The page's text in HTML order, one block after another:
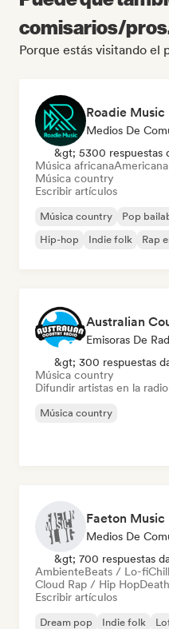
comisarios/
Porque estás visitando el
Roadie Music
Medios De
&gt; 5300 respuestas
Música africanaAmericana
Música country
Escribir artículos
Música country Pop
Hip-hop
Indie folk Rap
Australian
Emisoras De
&gt; 300 respuestas
Música country
Difundir artistas en la radio
Música country
Faeton Music
Medios De
&gt; 700 respuestas
AmbienteBeats / Lo-fi
Cloud Rap / Hip Hop
Escribir artículos
Dream pop Indie folk